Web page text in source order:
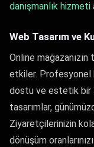
danışmanlık hizmeti
Web Tasarım ve
Online
etkiler. Profesyonel
dostu ve estetik bir
tasarımlar,
Ziyaretçilerinizin
dönüşüm oranlarınızı